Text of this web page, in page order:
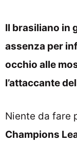
Il brasiliano in
assenza per
occhio alle
l’attaccante
Niente da fare
Champions